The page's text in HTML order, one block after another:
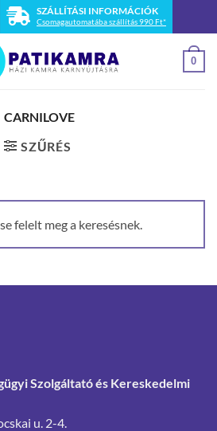
SZÁLLÍTÁSI INFORMÁCIÓK
Csomagautomatába szállítás 990 Ft*
0
CARNILOVE
SZŰRÉS
felelt meg a keresésnek.
Szolgáltató és Kereskedelmi
u. 2-4.